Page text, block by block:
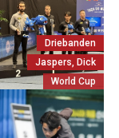
Driebanden
Jaspers, Dick
World Cup